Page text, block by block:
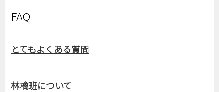
FAQ
とてもよくある質問
林檎班について